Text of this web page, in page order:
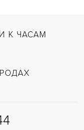
С футляром
К ЧАСАМ